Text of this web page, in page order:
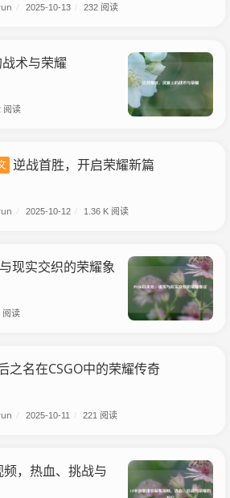
2025-10-13 232 阅读
术与荣耀
阅读
逆战首胜，开启荣耀新篇
2025-10-12 1.36 K 阅读
现实交织的荣耀象
阅读
之名在CSGO中的荣耀传奇
2025-10-11 221 阅读
，热血、挑战与